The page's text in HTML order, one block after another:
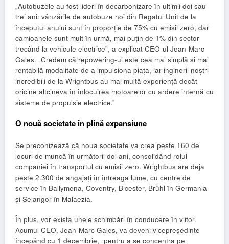
„Autobuzele au fost lideri în decarbonizare în ultimii doi sau
trei ani: vânzările de autobuze noi din Regatul Unit de la
începutul anului sunt în proporție de 75% cu emisii zero, dar
camioanele sunt mult în urmă, mai puțin de 1% din sector
trecând la vehicule electrice”, a explicat CEO-ul Jean-Marc
Gales. „Credem că repowering-ul este cea mai simplă și mai
rentabilă modalitate de a impulsiona piața, iar inginerii noștri
incredibili de la Wrightbus au mai multă experiență decât
oricine altcineva în înlocuirea motoarelor cu ardere internă cu
sisteme de propulsie electrice.”
O nouă societate în plină expansiune
Se preconizează că noua societate va crea peste 160 de
locuri de muncă în următorii doi ani, consolidând rolul
companiei în transportul cu emisii zero. Wrightbus are deja
peste 2.300 de angajați în întreaga lume, cu centre de
service în Ballymena, Coventry, Bicester, Brühl în Germania
și Selangor în Malaezia.
În plus, vor exista unele schimbări în conducere în viitor.
Acumul CEO, Jean-Marc Gales, va deveni vicepreședinte
începând cu 1 decembrie, „pentru a se concentra pe